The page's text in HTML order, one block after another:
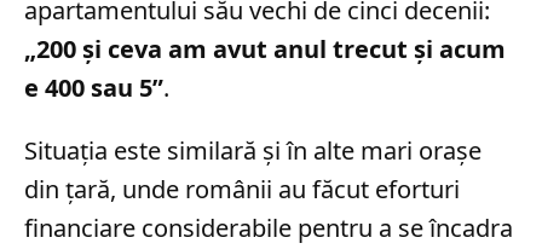
apartamentului său vechi de cinci decenii:
„200 şi ceva am avut anul trecut şi acum
e 400 sau 5”.
Situația este similară și în alte mari orașe
din țară, unde românii au făcut eforturi
financiare considerabile pentru a se încadra